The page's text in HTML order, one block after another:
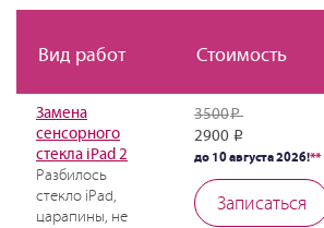
Вид работ Стоимость
Замена
сенсорного
стекла iPad 2
Разбилось
стекло iPad,
царапины, не
3500Р
2900 Р
до 10 августа 2026!**
Записаться